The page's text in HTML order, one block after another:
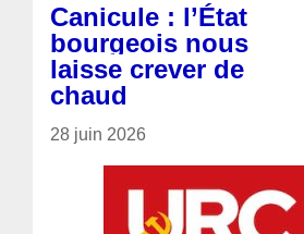
Canicule : l’État
bourgeois nous
laisse crever de
chaud
28 juin 2026